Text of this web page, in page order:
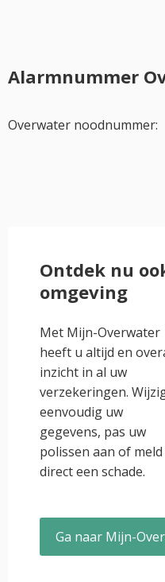
Alarmnummer
Overwater
Ontdek nu
omgeving
Met Mijn-Overwater
heeft u altijd en
inzicht in al uw
verzekeringen.
eenvoudig uw
gegevens, pas uw
polissen aan of meld
direct een schade.
Ga naar Mijn-